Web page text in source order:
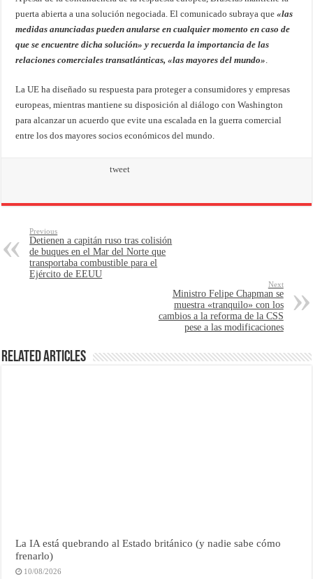
puerta abierta a una solución negociada. El comunicado subraya que«las
medidas anunciadas pueden anularse en cualquier momento en caso de
que se encuentre dicha solución» y recuerda la importancia de las
relaciones comerciales transatlánticas, «las mayores del mundo».
La UE ha diseñado su respuesta para proteger a consumidores y empresas
europeas, mientras mantiene su disposición al diálogo con Washington
para alcanzar un acuerdo que evite una escalada en la guerra comercial
entre los dos mayores socios económicos del mundo.
tweet
Previous
Detienen a capitán ruso tras colisión
de buques en el Mar del Norte que
transportaba combustible para el
Ejército de EEUU
Next
Ministro Felipe Chapman se
muestra «tranquilo» con los
cambios a la reforma de la CSS
pese a las modificaciones
Related Articles
La IA está quebrando al Estado británico (y nadie sabe cómo
frenarlo)
10/08/2026